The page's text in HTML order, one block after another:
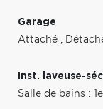
Garage
Attaché ,
Inst. laveuse-
Salle de bains :